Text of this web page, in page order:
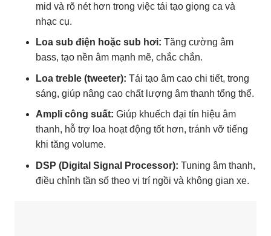
mid và rõ nét hơn trong việc tái tạo giọng ca và
nhạc cụ.
Loa sub điện hoặc sub hơi: Tăng cường âm
bass, tạo nền âm mạnh mẽ, chắc chắn.
Loa treble (tweeter): Tái tạo âm cao chi tiết, trong
sáng, giúp nâng cao chất lượng âm thanh tổng thể.
Ampli công suất: Giúp khuếch đại tín hiệu âm
thanh, hỗ trợ loa hoạt động tốt hơn, tránh vỡ tiếng
khi tăng volume.
DSP (Digital Signal Processor): Tuning âm thanh,
điều chỉnh tần số theo vị trí ngồi và không gian xe.